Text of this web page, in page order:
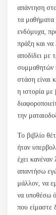
απάντηση
τα μαθήματα
ενδόμυχα,
πράξη και
αποδίδει με
συμμαθητών
στάση είναι
η ιστορία
την
Το βιβλίο
ήταν
έχει
απαντήσω
μάλλον, να
να υποθέσω
που είμαστε